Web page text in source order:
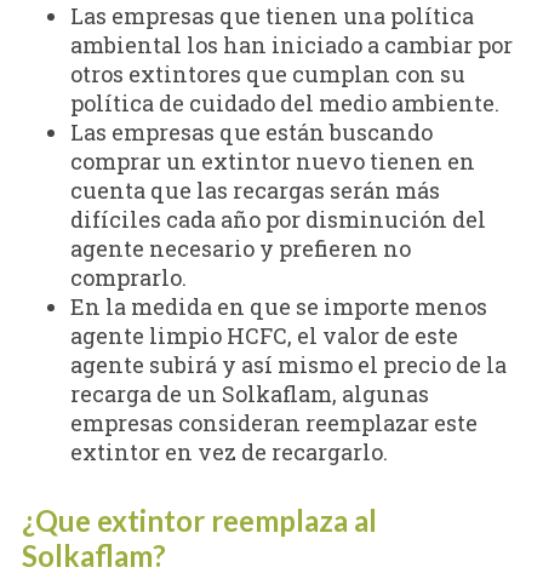
Las empresas que tienen una política
ambiental los han iniciado a cambiar por
otros extintores que cumplan con su
política de cuidado del medio ambiente.
Las empresas que están buscando
comprar un extintor nuevo tienen en
cuenta que las recargas serán más
difíciles cada año por disminución del
agente necesario y prefieren no
comprarlo.
En la medida en que se importe menos
agente limpio HCFC, el valor de este
agente subirá y así mismo el precio de la
recarga de un Solkaflam, algunas
empresas consideran reemplazar este
extintor en vez de recargarlo.
¿Que extintor reemplaza al
Solkaflam?